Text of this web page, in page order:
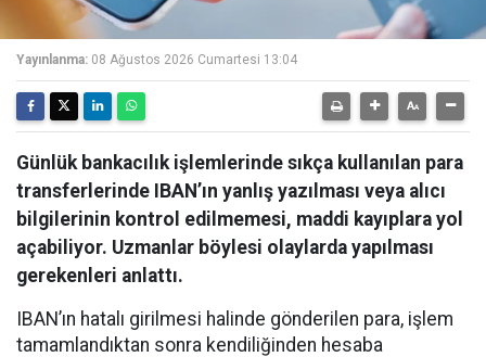
Yayınlanma: 08 Ağustos 2026 Cumartesi 13:04
Günlük bankacılık işlemlerinde sıkça kullanılan para
transferlerinde IBAN’ın yanlış yazılması veya alıcı
bilgilerinin kontrol edilmemesi, maddi kayıplara yol
açabiliyor. Uzmanlar böylesi olaylarda yapılması
gerekenleri anlattı.
IBAN’ın hatalı girilmesi halinde gönderilen para, işlem
tamamlandıktan sonra kendiliğinden hesaba